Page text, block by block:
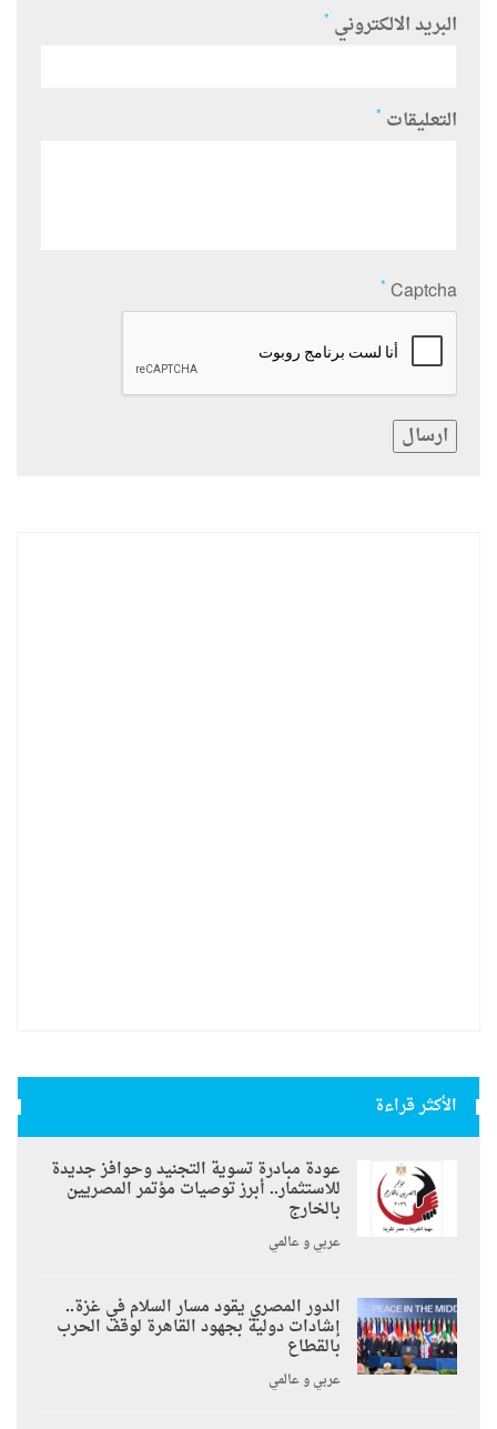
البريد الالكتروني *
التعليقات *
Captcha
*
ارسال
الأكثر قراءة
عودة مبادرة تسوية التجنيد وحوافز جديدة
للاستثمار.. أبرز توصيات مؤتمر المصريين
بالخارج
عربي و عالمي
الدور المصري يقود مسار السلام في غزة..
إشادات دولية بجهود القاهرة لوقف الحرب
بالقطاع
عربي و عالمي